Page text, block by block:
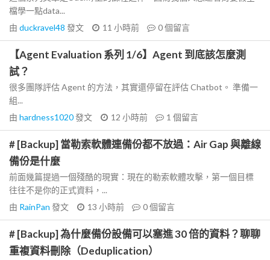
檔學一點data...
由 duckravel48 發文 11 小時前 0個留言
【Agent Evaluation 系列 1/6】Agent 到底該怎麼測
試？
很多團隊評估 Agent 的方法，其實還停留在評估 Chatbot。 準備一
組...
由 hardness1020發文 12 小時前 1 個留言
# [Backup] 當勒索軟體連備份都不放過：Air Gap 與離線
備份是什麼
前面幾篇提過一個殘酷的現實：現在的勒索軟體攻擊，第一個目標
往往不是你的正式資料，...
由 RainPan 發文 13 小時前 0個留言
# [Backup] 為什麼備份設備可以塞進 30 倍的資料？聊聊
重複資料刪除（Deduplication）